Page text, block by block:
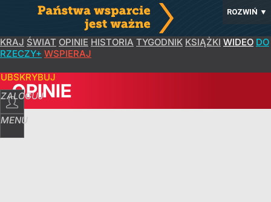
ROZWIŃ ▼
KRAJ ŚWIAT OPINIE HISTORIA TYGODNIK KSIĄŻKI WIDEO DO
RZECZY+ WSPIERAJ
ZALOGUJ
MENU
OPINIE